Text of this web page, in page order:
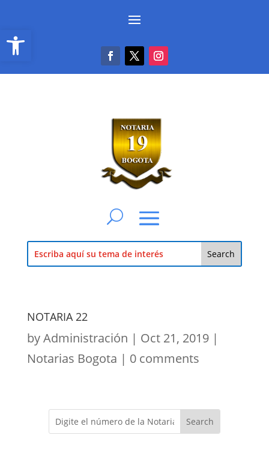
Abrir barra de herramientas
NOTARIA 22
byAdministración | Oct 21, 2019|
Notarias Bogota | 0 comments